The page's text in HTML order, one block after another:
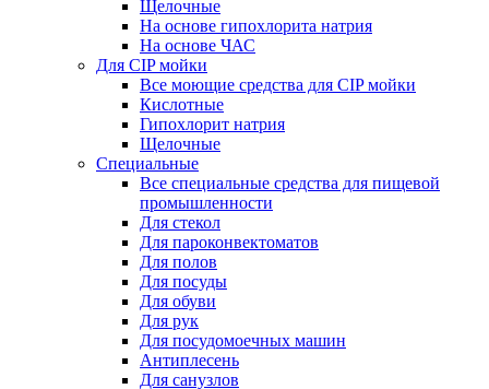
Щелочные
На основе гипохлорита натрия
На основе ЧАС
Для CIP мойки
Все моющие средства для CIP мойки
Кислотные
Гипохлорит натрия
Щелочные
Специальные
Все специальные средства для пищевой
промышленности
Для стекол
Для пароконвектоматов
Для полов
Для посуды
Для обуви
Для рук
Для посудомоечных машин
Антиплесень
Для санузлов